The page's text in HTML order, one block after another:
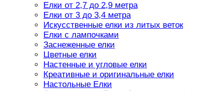
Елки от 2,7 до 2,9 метра
Елки от 3 до 3,4 метра
Искусственные елки из литых веток
Елки с лампочками
Заснеженные елки
Цветные елки
Настенные и угловые елки
Креативные и оригинальные елки
Настольные Елки